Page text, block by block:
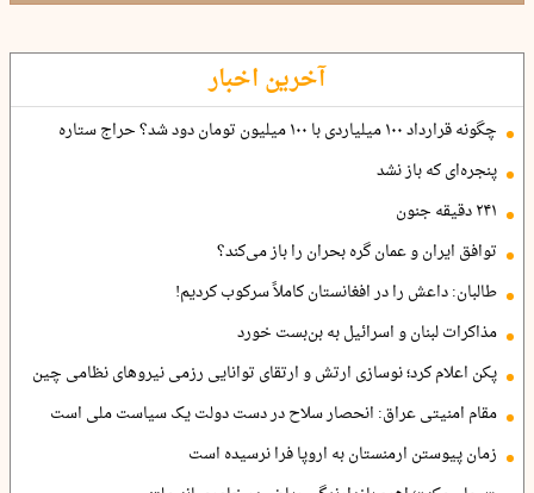
آخرین اخبار
چگونه قرارداد ۱۰۰ میلیاردی با ۱۰۰ میلیون تومان دود شد؟ حراج ستاره
پنجره‌ای که باز نشد
۲۴۱ دقیقه جنون
توافق ایران و عمان گره بحران را باز می‌کند؟
طالبان: داعش را در افغانستان کاملاً سرکوب کردیم!
مذاکرات لبنان و اسرائیل به بن‌بست خورد
پکن اعلام کرد؛ نوسازی ارتش و ارتقای توانایی رزمی نیروهای نظامی چین
مقام امنیتی عراق: انحصار سلاح در دست دولت یک سیاست ملی است
زمان پیوستن ارمنستان به اروپا فرا نرسیده است